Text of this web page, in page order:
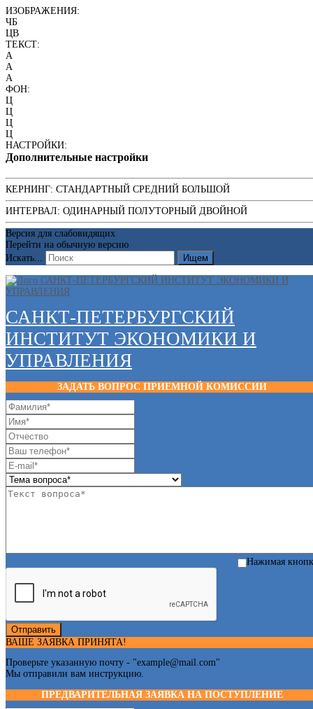
ИЗОБРАЖЕНИЯ:
ЧБ
ЦВ
ТЕКСТ:
A
A
A
ФОН:
Ц
Ц
Ц
Ц
НАСТРОЙКИ:
Дополнительные настройки
КЕРНИНГ: СТАНДАРТНЫЙ СРЕДНИЙ БОЛЬШОЙ
ИНТЕРВАЛ: ОДИНАРНЫЙ ПОЛУТОРНЫЙ ДВОЙНОЙ
Версия для слабовидящих
Перейти на обычную версию
Искать...
Ищем
САНКТ-ПЕТЕРБУРГСКИЙ
ИНСТИТУТ ЭКОНОМИКИ И
УПРАВЛЕНИЯ
ЗАДАТЬ ВОПРОС ПРИЕМНОЙ КОМИССИИ
Нажимая
Отправить
ВАШЕ ЗАЯВКА ПРИНЯТА!
Проверьте указанную почту - "example@mail.com"
Мы отправили вам инструкцию.
ПРЕДВАРИТЕЛЬНАЯ ЗАЯВКА НА ПОСТУПЛЕНИЕ